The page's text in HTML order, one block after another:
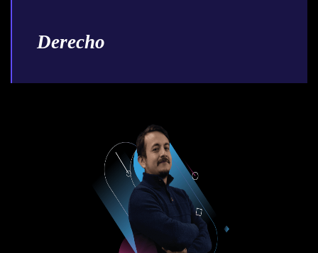
Derecho